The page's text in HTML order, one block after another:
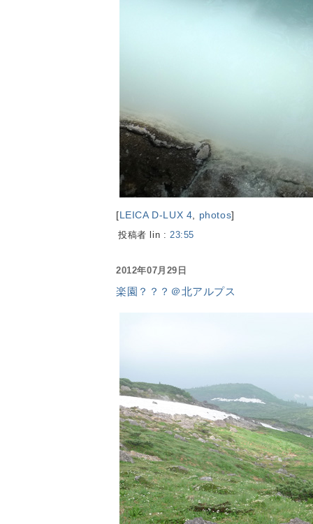
[LEICA D-LUX 4 photos]
投稿者 lin : 23:55
2012年07月29日
楽園？？？＠北アルプス